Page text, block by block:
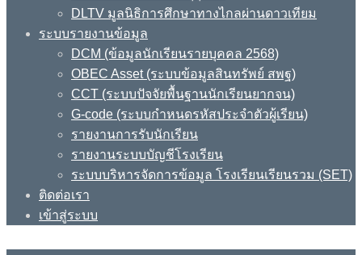
DLTV มูลนิธิการศึกษาทางไกลผ่านดาวเทียม
ระบบรายงานข้อมูล
DCM (ข้อมูลนักเรียนรายบุคคล 2568)
OBEC Asset (ระบบข้อมูลสินทรัพย์ สพฐ)
CCT (ระบบปัจจัยพื้นฐานนักเรียนยากจน)
G-code (ระบบกำหนดรหัสประจำตัวผู้เรียน)
รายงานการรับนักเรียน
รายงานระบบบัญชีโรงเรียน
ระบบบริหารจัดการข้อมูล โรงเรียนเรียนรวม (SET)
ติดต่อเรา
เข้าสู่ระบบ